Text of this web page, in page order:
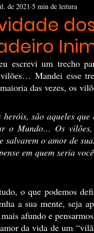
Recomendações
de 2021 5 min de leitura
Mandei esse
das vezes, os
são aqueles que
o Mundo… Os vilões,
salvarem o amor de
em quem seria
a sua mente, seja
afundo e